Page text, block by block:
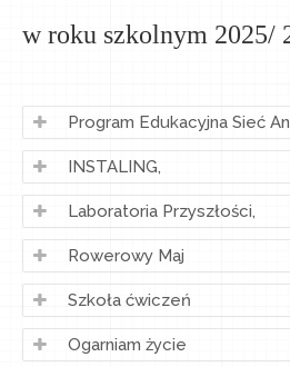
w roku szkolnym 2025/
Program Edukacyjna
INSTALING,
Laboratoria
Rowerowy Maj
Szkoła ćwiczeń
Ogarniam życie